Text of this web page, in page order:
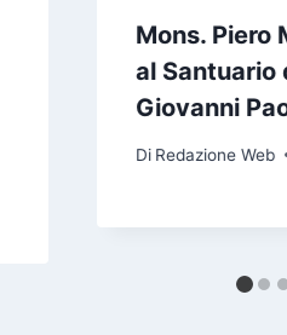
Mons. Piero
al Santuario
Giovanni
Di Redazione Web